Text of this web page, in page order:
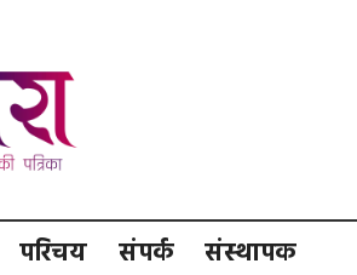
परिचय संपर्क संस्थापक